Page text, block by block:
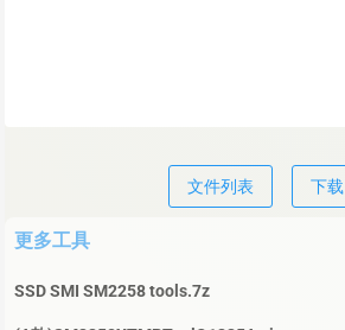
文件列表 下载
更多工具
SSD SMI SM2258 tools.7z